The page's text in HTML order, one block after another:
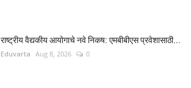
राष्ट्रीय वैद्यकीय आयोगाचे नवे निकष: एमबीबीएस प्रवेशासाठी...
Eduvarta Aug 8, 2026 0